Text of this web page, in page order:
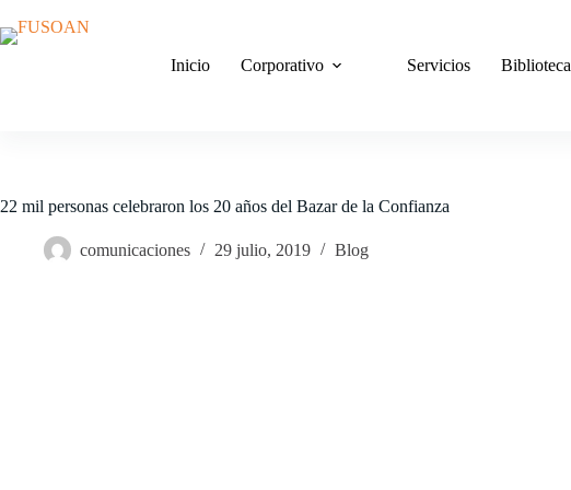
al
contenido
Inicio
Corporativo Servicios Biblioteca
22 mil personas celebraron los 20 años del Bazar de la Confianza
comunicaciones 29 julio, 2019 Blog